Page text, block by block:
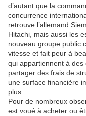
d’autant que la
concurrence
retrouve l’allemand
Hitachi, mais aussi les
nouveau groupe public
vitesse et fait peur à
qui appartiennent à
partager des frais de
une surface financière
plus.
Pour de nombreux
est voué à acheter ou